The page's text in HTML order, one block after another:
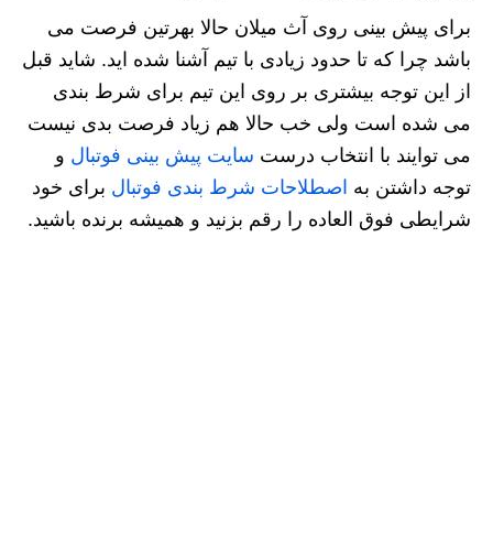
برای پیش بینی روی آث میلان حالا بهرتین فرصت می
باشد چرا که تا حدود زیادی با تیم آشنا شده اید. شاید قبل
از این توجه بیشتری بر روی این تیم برای شرط بندی
می شده است ولی خب حالا هم زیاد فرصت بدی نیست
می توایند با انتخاب درست سایت پیش بینی فوتبال و
توجه داشتن به اصطلاحات شرط بندی فوتبال برای خود
شرایطی فوق العاده را رقم بزنید و همیشه برنده باشید.